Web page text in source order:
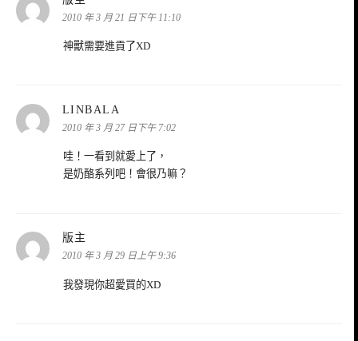
示:
2010 年 3 月 21 日下午 11:10
神獸需要進貢了XD
LINBALA
示:
2010 年 3 月 27 日下午 7:02
哇！一看到就愛上了，
是奶酪系列吧！會很乃嘛？
版主
示:
2010 年 3 月 29 日上午 9:36
我發現你超愛買的XD